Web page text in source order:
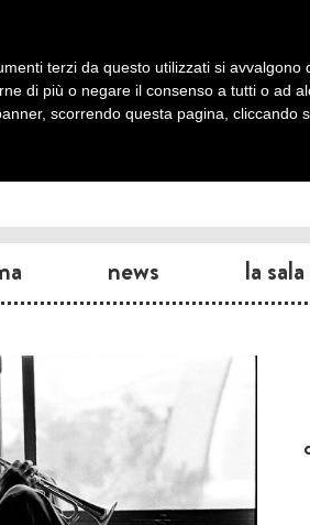
news la sala
terzi da questo utilizzati si
di più o negare il consenso a tutti o ad
scorrendo questa pagina, cliccando